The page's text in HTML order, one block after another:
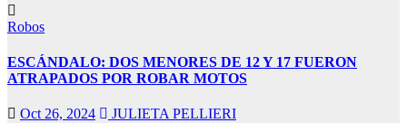
Robos
ESCÁNDALO: DOS MENORES DE 12 Y 17 FUERON
ATRAPADOS POR ROBAR MOTOS
Oct 26, 2024
JULIETA PELLIERI